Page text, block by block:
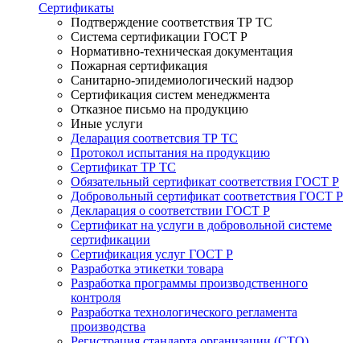
Сертификаты
Подтверждение соответствия ТР ТС
Система сертификации ГОСТ Р
Нормативно-техническая документация
Пожарная сертификация
Санитарно-эпидемиологический надзор
Сертификация систем менеджмента
Отказное письмо на продукцию
Иные услуги
Деларация соответсвия ТР ТС
Протокол испытания на продукцию
Сертификат ТР ТС
Обязательный сертификат соответствия ГОСТ Р
Добровольный сертификат соответствия ГОСТ Р
Декларация о соответствии ГОСТ Р
Сертификат на услуги в добровольной системе
сертификации
Сертификация услуг ГОСТ Р
Разработка этикетки товара
Разработка программы производственного
контроля
Разработка технологического регламента
производства